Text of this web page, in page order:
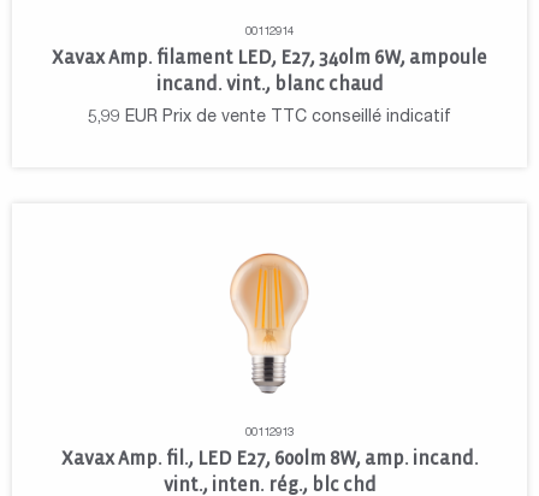
00112914
Xavax Amp. filament LED, E27, 340lm 6W, ampoule
incand. vint., blanc chaud
5,99 EUR Prix de vente TTC conseillé indicatif
00112913
Xavax Amp. fil., LED E27, 600lm 8W, amp. incand.
vint., inten. rég., blc chd